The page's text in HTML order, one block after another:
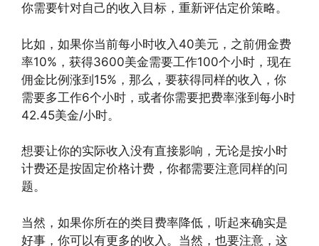
你需要针对自己的收入目标，重新评估定价策略。
比如，如果你当前每小时收入40美元，之前佣金费
率10%，获得3600美金需要工作100个小时，现在
佣金比例涨到15%，那么，要获得同样的收入，你
需要多工作6个小时，或者你需要把费率涨到每小时
42.45美金/小时。
想要让你的实际收入没有直接影响，无论是按小时
计费还是按固定价格计费，你都需要注意同样的问
题。
当然，如果你所在的类目费率降低，听起来确实是
好事，你可以有更多的收入。当然，也要注意，这